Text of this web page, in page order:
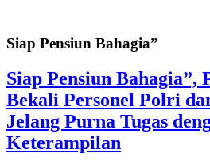
Siap Pensiun Bahagia”
Siap Pensiun Bahagia”,
Bekali Personel Polri
Jelang Purna Tugas
Keterampilan